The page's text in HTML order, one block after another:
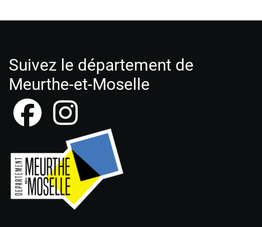
ce
champ
Suivez le département de
Meurthe-et-Moselle